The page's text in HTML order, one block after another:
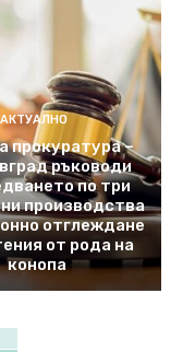
АКТУАЛНО
прокуратура –
ръководи
по три
производства
отглеждане
от рода на
конопа